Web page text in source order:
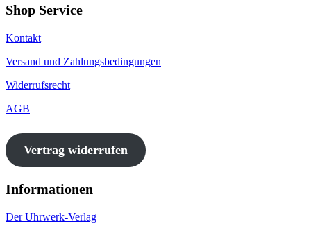
Shop Service
Kontakt
Versand und Zahlungsbedingungen
Widerrufsrecht
AGB
Vertrag widerrufen
Informationen
Der Uhrwerk-Verlag